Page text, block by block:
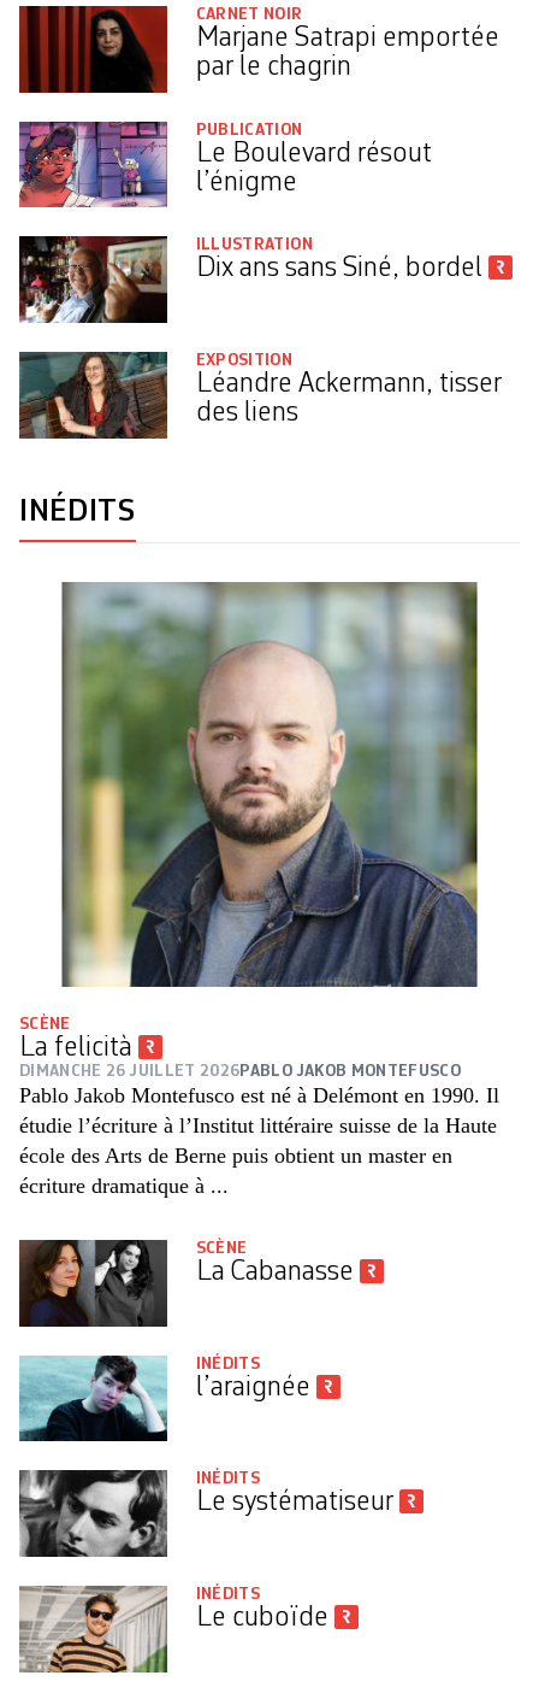
CARNET NOIR
Marjane Satrapi emportée
par le chagrin
PUBLICATION
Le Boulevard résout
l’énigme
ILLUSTRATION
Dix ans sans Siné, bordel
EXPOSITION
Léandre Ackermann, tisser
des liens
INÉDITS
SCÈNE
La felicità
DIMANCHE 26 JUILLET 2026 PABLO JAKOB MONTEFUSCO
Pablo Jakob Montefusco est né à Delémont en 1990. Il
étudie l’écriture à l’Institut littéraire suisse de la Haute
école des Arts de Berne puis obtient un master en
écriture dramatique à ...
SCÈNE
La Cabanasse
INÉDITS
l’araignée
INÉDITS
Le systématiseur
INÉDITS
Le cuboïde